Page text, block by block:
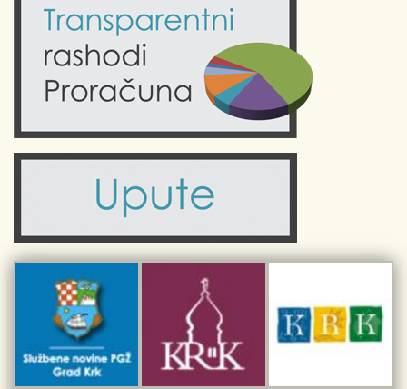
Obrazovanje
Komunalne usluge
Civilni sektor (arhiva udruga)
Sport i rekreacija
Krk uživo
Fotogalerije
Kalendar događanja
Turistička zajednica otoka Krka
Kulturno-turistička ruta Putovima Frankopana
Dar iz Krka
Interpretacijski centar pomorske baštine